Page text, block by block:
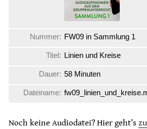
Nummer: FW09 in Sammlung 1
Titel: Linien und Kreise
Dauer: 58 Minuten
Dateiname:
Noch keine Audiodatei? Hier geht’s